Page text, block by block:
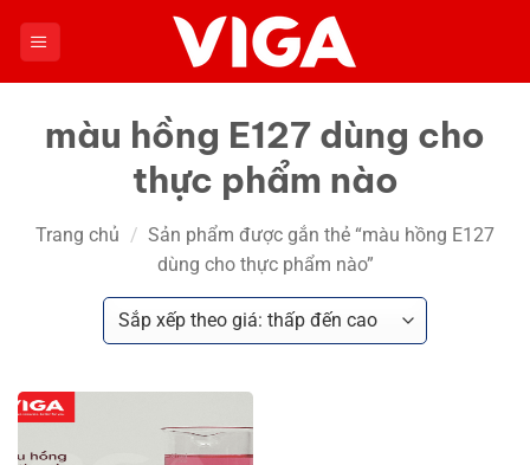
màu hồng E127 dùng cho
thực phẩm nào
Trang chủ / Sản phẩm được gắn thẻ “màu hồng E127
dùng cho thực phẩm nào”